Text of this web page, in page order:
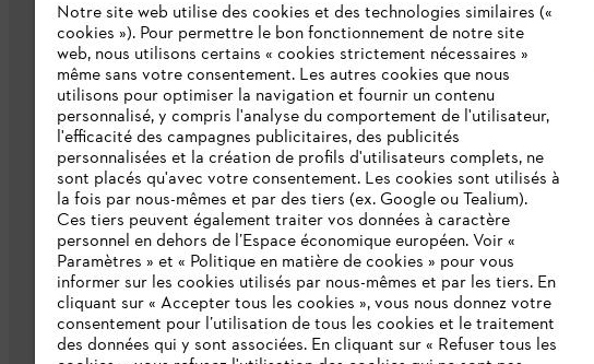
L'Entreprise
Qui sommes-nous ?
Presse
Emploi
Développement durable
Ligne Intégrité STIHL
Catalogue
Notre site web utilise des cookies et des technologies similaires («
cookies »). Pour permettre le bon fonctionnement de notre site
web, nous utilisons certains « cookies strictement nécessaires »
même sans votre consentement. Les autres cookies que nous
utilisons pour optimiser la navigation et fournir un contenu
personnalisé, y compris l'analyse du comportement de l'utilisateur,
l'efficacité des campagnes publicitaires, des publicités
personnalisées et la création de profils d'utilisateurs complets, ne
sont placés qu'avec votre consentement. Les cookies sont utilisés à
la fois par nous-mêmes et par des tiers (ex. Google ou Tealium).
Ces tiers peuvent également traiter vos données à caractère
personnel en dehors de l’Espace économique européen. Voir «
Paramètres » et « Politique en matière de cookies » pour vous
informer sur les cookies utilisés par nous-mêmes et par les tiers. En
cliquant sur « Accepter tous les cookies », vous nous donnez votre
consentement pour l’utilisation de tous les cookies et le traitement
des données qui y sont associées. En cliquant sur « Refuser tous les